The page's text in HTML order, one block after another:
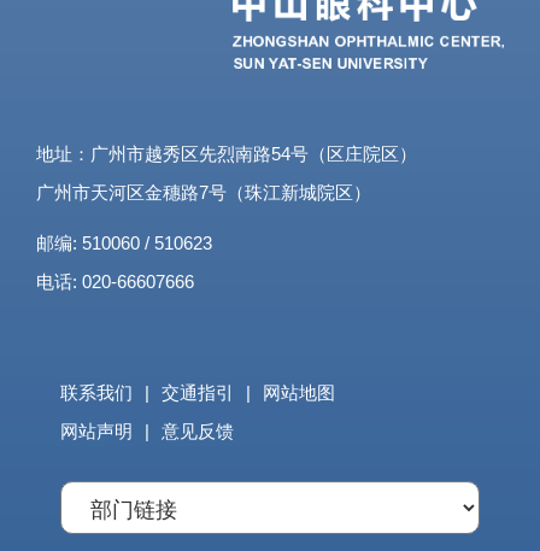
地址：广州市越秀区先烈南路54号（区庄院区）
广州市天河区金穗路7号（珠江新城院区）
邮编: 510060 / 510623
电话: 020-66607666
联系我们 | 交通指引 |
网站地图
网站声明
| 意见反馈